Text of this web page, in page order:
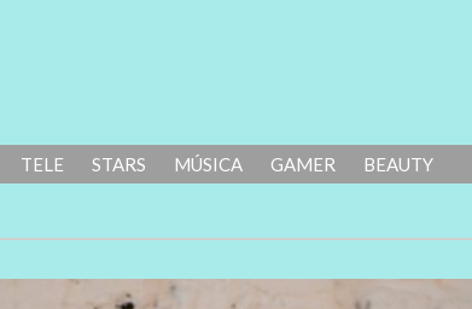
TELE STARS MÚSICA GAMER BEAUTY